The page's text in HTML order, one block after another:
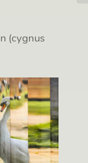
(cygnus